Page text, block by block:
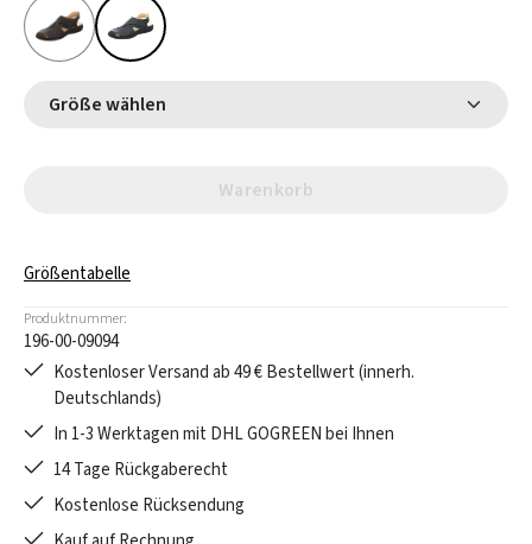
Größe wählen
Warenkorb
Größentabelle
Produktnummer:
196-00-09094
Kostenloser Versand ab 49 € Bestellwert (innerh.
Deutschlands)
In 1-3 Werktagen mit DHL GOGREEN bei Ihnen
14 Tage Rückgaberecht
Kostenlose Rücksendung